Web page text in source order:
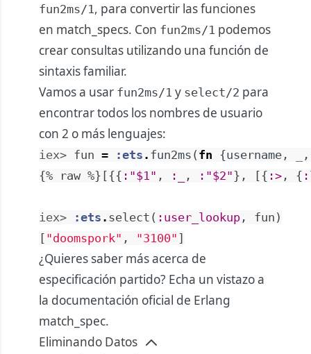
fun2ms/1, para convertir las funciones
en match_specs. Con fun2ms/1 podemos
crear consultas utilizando una función de
sintaxis familiar.
Vamos a usar fun2ms/1 y select/2 para
encontrar todos los nombres de usuario
con 2 o más lenguajes:
iex> fun = :ets . fun2ms ( fn {username ,
,
{% raw %} [{{ :"$1" , :_ , :"$2"} , [{ :> , {
iex> :ets . select ( :user_lookup , fun )
[ "doomspork" , "3100" ]
¿Quieres saber más acerca de
especificación partido? Echa un vistazo a
la documentación oficial de Erlang
match_spec.
Eliminando Datos